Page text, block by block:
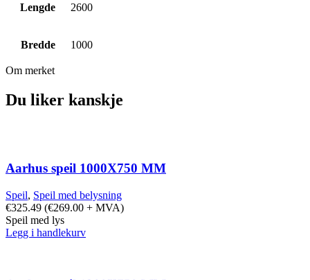
Lengde 2600
Bredde 1000
Om merket
Du liker kanskje
Aarhus speil 1000X750 MM
Speil, Speil med belysning
€325.49 (€269.00 + MVA)
Speil med lys
Legg i handlekurv